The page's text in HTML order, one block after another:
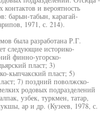
и вероятность
барын-табын, карагай-
1971, с. 214).
была разработана Р.Г.
следующие историко-
финно-угорско-
пласт; 3)
кыпчакский пласт; 5)
7) поздний поволжско-
родовых подразделений
узбек, туркмен, татар,
ар и др. (Кузеев, 1978, с.